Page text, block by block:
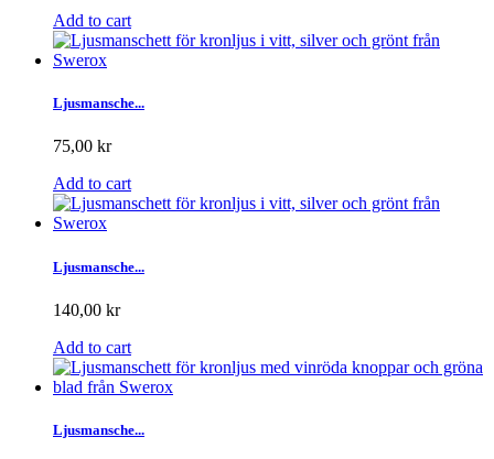
Add to cart
Ljusmansche...
75,00 kr
Add to cart
Ljusmansche...
140,00 kr
Add to cart
Ljusmansche...